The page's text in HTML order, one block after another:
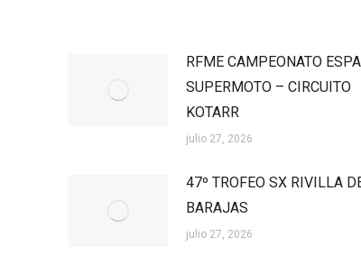
RFME CAMPEONATO
SUPERMOTO – CIRCUITO
KOTARR
julio 27, 2026
47º TROFEO SX RIVILLA
BARAJAS
julio 27, 2026